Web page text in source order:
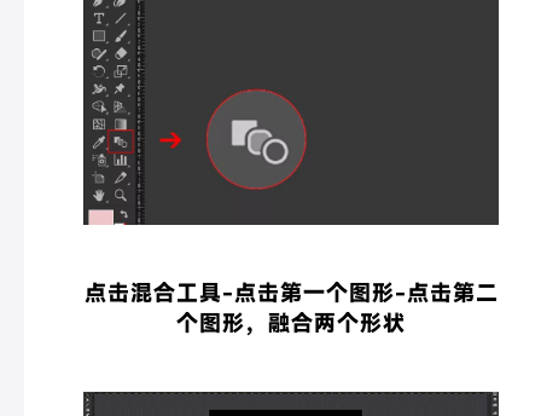
点击混合工具-点击第一个图形-点击第二
个图形，融合两个形状